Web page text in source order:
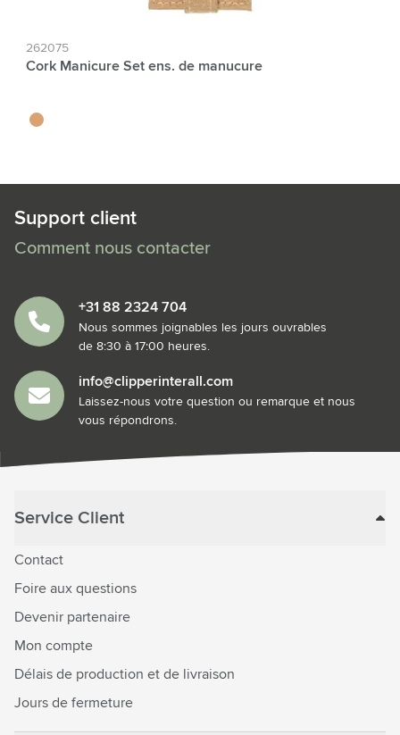
262075
Cork Manicure Set ens. de manucure
liège
Support client
Comment nous contacter
+31 88 2324 704
Nous sommes joignables les jours ouvrables
de 8:30 à 17:00 heures.
info@clipperinterall.com
Laissez-nous votre question ou remarque et nous
vous répondrons.
Service Client
Contact
Foire aux questions
Devenir partenaire
Mon compte
Délais de production et de livraison
Jours de fermeture